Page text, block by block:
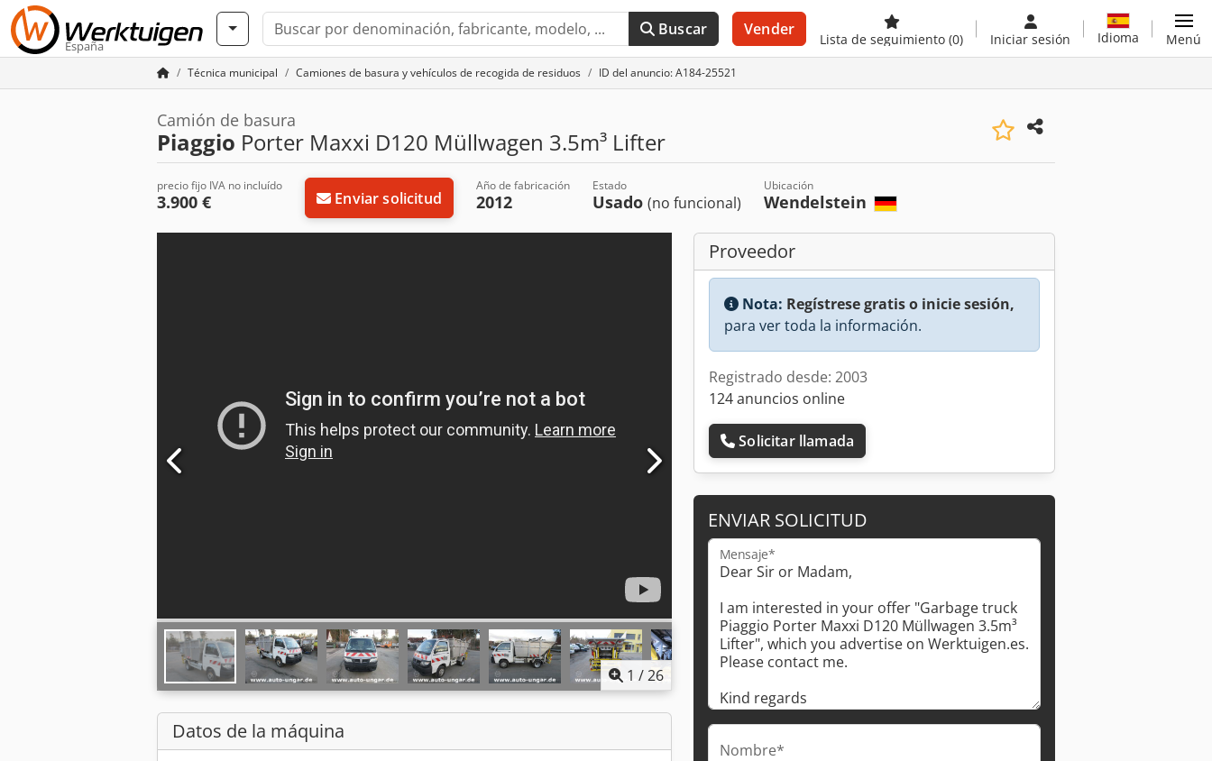
España
Buscar Vender
Lista de seguimiento (0) Iniciar sesión Idioma Menú
Técnica municipal Camiones de basura y vehículos de recogida de residuos ID del anuncio: A184-25521
Camión de basura
Piaggio Porter Maxxi D120 Müllwagen 3.5m³ Lifter
precio fijo IVA no incluído
3.900 € Enviar solicitud
Año de fabricación
2012
Estado
Usado (no funcional)
Ubicación
Wendelstein
1 /26
Datos de la máquina
Proveedor
Nota: Regístrese gratis o inicie sesión,
para ver toda la información.
Registrado desde: 2003
124 anuncios online
Solicitar llamada
ENVIAR SOLICITUD
Mensaje*
Nombre*